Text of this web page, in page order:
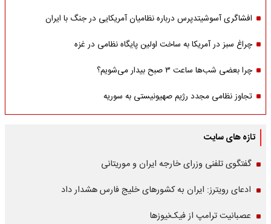
افشاگری آسوشیتدپرس درباره نظامیان آمریکایی در جنگ با ایران
چراغ سبز در آمریکا به ساخت اولین پایگاه نظامی در غزه
چرا بعضی شب‌ها ساعت ۳ صبح بیدار می‌شویم؟
تجاوز نظامی مجدد رژیم صهیونیستی به سوریه
تازه های سایت
گفتگوی تلفنی وزرای خارجه ایران و موریتانی
ادعای رویترز: ایران به کشورهای خلیج فارس هشدار داد
عصبانیت ترامپ از فیک‌نیوزها